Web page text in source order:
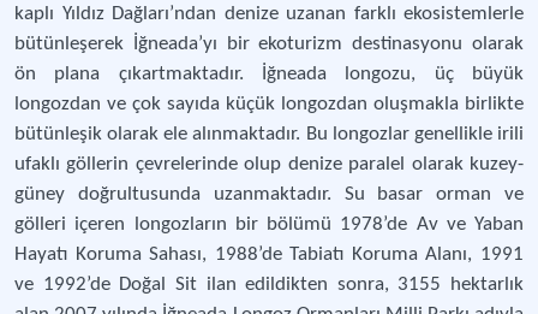
kaplı Yıldız Dağları’ndan denize uzanan farklı ekosistemlerle
bütünleşerek İğneada’yı bir ekoturizm destinasyonu olarak
ön plana çıkartmaktadır. İğneada longozu, üç büyük
longozdan ve çok sayıda küçük longozdan oluşmakla birlikte
bütünleşik olarak ele alınmaktadır. Bu longozlar genellikle irili
ufaklı göllerin çevrelerinde olup denize paralel olarak kuzey-
güney doğrultusunda uzanmaktadır. Su basar orman ve
gölleri içeren longozların bir bölümü 1978’de Av ve Yaban
Hayatı Koruma Sahası, 1988’de Tabiatı Koruma Alanı, 1991
ve 1992’de Doğal Sit ilan edildikten sonra, 3155 hektarlık